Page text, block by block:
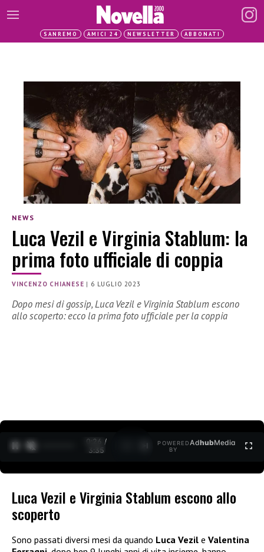
SANREMO AMICI 24 NEWSLETTER ABBONATI
NEWS
Luca Vezil e Virginia Stablum: la
prima foto ufficiale di coppia
VINCENZO CHIANESE | 6 LUGLIO 2023
Dopo mesi di gossip, Luca Vezil e Virginia Stablum escono
allo scoperto: ecco la prima foto ufficiale per la coppia
0:27 /
3:35
POWERED
BY
AdhubMedia
Luca Vezil e Virginia Stablum escono allo
scoperto
Sono passati diversi mesi da quando Luca Vezil e Valentina